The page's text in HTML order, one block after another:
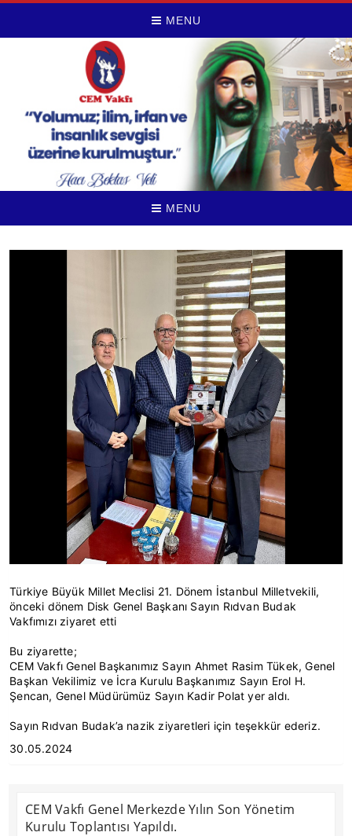
MENU
MENU
Türkiye Büyük Millet Meclisi 21. Dönem İstanbul Milletvekili,
önceki dönem Disk Genel Başkanı Sayın Rıdvan Budak
Vakfımızı ziyaret etti
Bu ziyarette;
CEM Vakfı Genel Başkanımız Sayın Ahmet Rasim Tükek, Genel
Başkan Vekilimiz ve İcra Kurulu Başkanımız Sayın Erol H.
Şencan, Genel Müdürümüz Sayın Kadir Polat yer aldı.
Sayın Rıdvan Budak’a nazik ziyaretleri için teşekkür ederiz.
30.05.2024
CEM Vakfı Genel Merkezde Yılın Son Yönetim
Kurulu Toplantısı Yapıldı.